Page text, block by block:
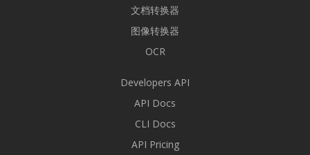
文档转换器
图像转换器
OCR
Developers API
API Docs
CLI Docs
API Pricing